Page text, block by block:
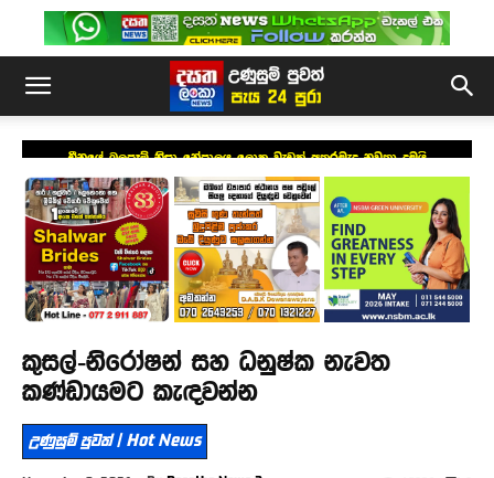
චීනයේ බලපෑම් නිසා නේපාලය ලොකු වැඩක් අතරමැද නවතා දමයි
කුසල්-නිරෝෂන් සහ ධනුෂ්ක නැවත
කණ්ඩායමට කැඳවන්න
උණුසුම් පුවත් | Hot News